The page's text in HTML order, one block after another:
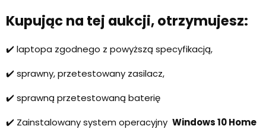
Kupując na tej aukcji, otrzymujesz:
✔️ laptopa zgodnego z powyższą specyfikacją,
✔️ sprawny, przetestowany zasilacz,
✔️ sprawną przetestowaną baterię
✔️ Zainstalowany system operacyjny Windows 10 Home